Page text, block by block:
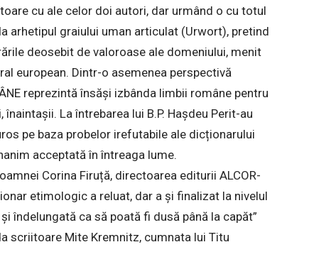
cu ale celor doi autori, dar urmând o cu totul
arhetipul graiului uman articulat (Urwort), pretind
deosebit de valoroase ale domeniului, menit
european. Dintr-o asemenea perspectivă
reprezintă însăși izbânda limbii române pentru
La întrebarea lui B.P. Hașdeu Perit-au
pe baza probelor irefutabile ale dicționarului
acceptată în întreaga lume.
Corina Firuță, directoarea editurii ALCOR-
etimologic a reluat, dar a și finalizat la nivelul
îndelungată ca să poată fi dusă până la capăt”
scriitoare Mite Kremnitz, cumnata lui Titu